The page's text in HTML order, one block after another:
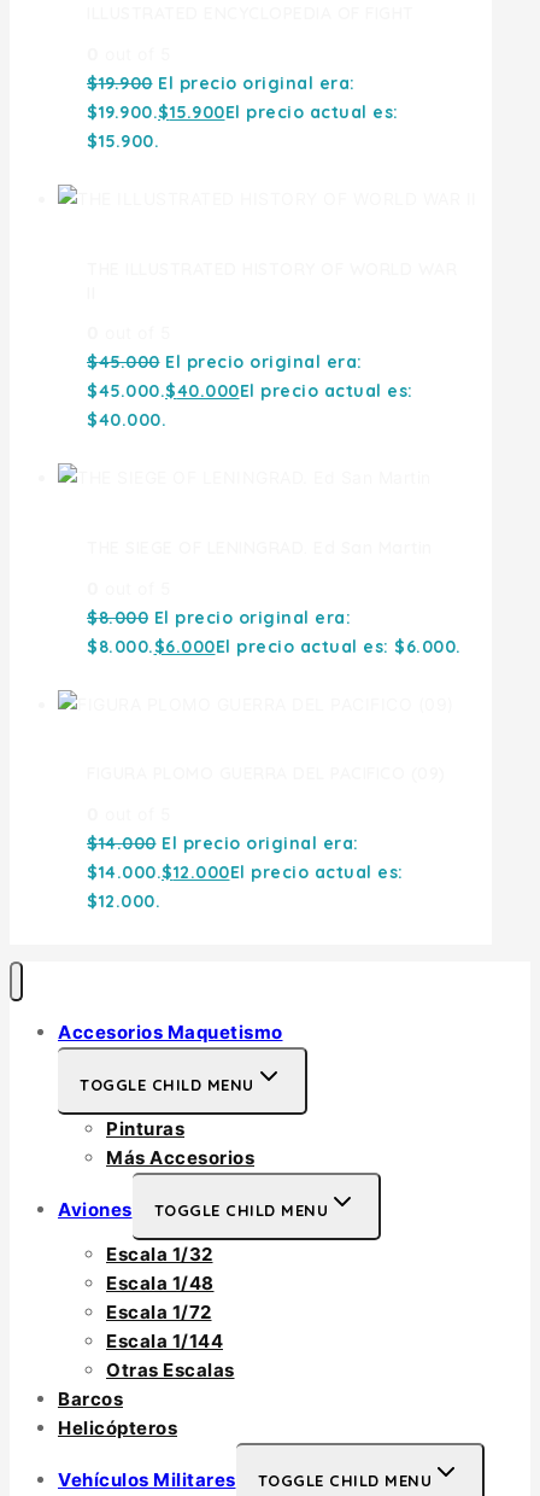
$19.900 El precio original era:
$19.900.$15.900El precio actual es:
$15.900.
$45.000 El precio original era:
$45.000.$40.000El precio actual es:
$40.000.
$8.000 El precio original era:
$8.000.$6.000El precio actual es: $6.000.
$14.000 El precio original era:
$14.000.$12.000El precio actual es:
$12.000.
Accesorios Maquetismo
TOGGLE CHILD MENU
Pinturas
Más Accesorios
Aviones TOGGLE CHILD MENU
Escala 1/32
Escala 1/48
Escala 1/72
Escala 1/144
Otras Escalas
Barcos
Helicópteros
Vehículos Militares TOGGLE CHILD MENU